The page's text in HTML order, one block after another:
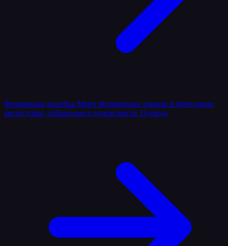
Фирменная линейка Мерч Фирменные товары и брендовые
аксессуары, собранные в одном месте. Одежда